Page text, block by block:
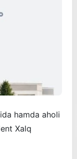
hamda aholi
Xalq